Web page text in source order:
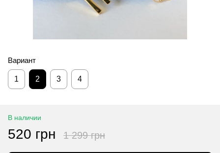
Вариант
1 2 3 4
В наличии
520 грн 1 299 грн